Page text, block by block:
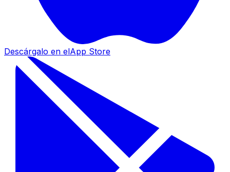
Descárgalo en elApp Store